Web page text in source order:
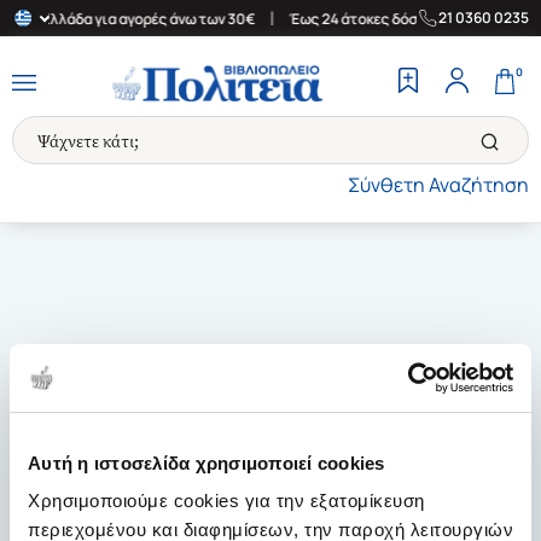
Αυτή η ιστοσελίδα χρησιμοποιεί cookies
Χρησιμοποιούμε cookies για την εξατομίκευση
περιεχομένου και διαφημίσεων, την παροχή λειτουργιών
Ελλάδα για αγορές άνω των 30€ Έως 24 άτοκες δόσεις |
21 0360 0235
Σύνθετη Αναζήτηση
0